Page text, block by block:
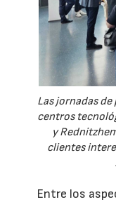
Las jornadas
centros
y
clientes
Entre los